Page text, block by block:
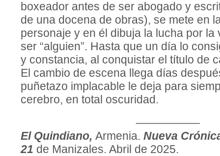
boxeador antes de ser abogado y
de una docena de obras), se mete en
personaje y en él dibuja la lucha por la
ser “alguien”. Hasta que un día lo
y constancia, al conquistar el título de
El cambio de escena llega días
puñetazo implacable le deja para
cerebro, en total oscuridad.
El Quindiano, Armenia. Nueva
21 de Manizales. Abril de 2025.